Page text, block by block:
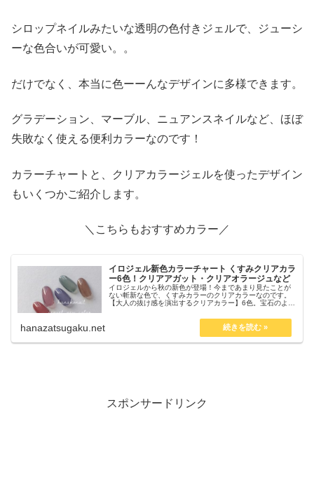
シロップネイルみたいな透明の色付きジェルで、ジューシ
ーな色合いが可愛い。。
だけでなく、本当に色ーーんなデザインに多様できます。
グラデーション、マーブル、ニュアンスネイルなど、ほぼ
失敗なく使える便利カラーなのです！
カラーチャートと、クリアカラージェルを使ったデザイン
もいくつかご紹介します。
＼こちらもおすすめカラー／
イロジェル新色カラーチャート くすみクリアカラ
ー6色！クリアアガット・クリアオラージュなど
イロジェルから秋の新色が登場！今まであまり見たことが
ない斬新な色で、くすみカラーのクリアカラーなのです。
【大人の抜け感を演出するクリアカラー】6色。宝石のよう
スネイルなど、使いやすそうな色展開になっています。
hanazatsugaku.net
スポンサードリンク